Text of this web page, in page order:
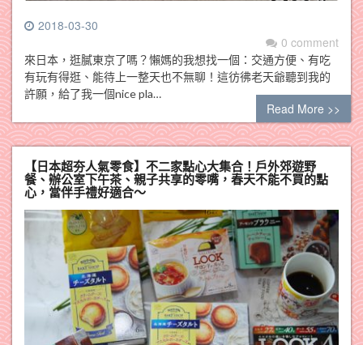
2018-03-30
0 comment
來日本，逛膩東京了嗎？懶媽的我想找一個：交通方便、有吃
有玩有得逛、能待上一整天也不無聊！這彷彿老天爺聽到我的
許願，給了我一個nice pla…
Read More >>
【日本超夯人氣零食】不二家點心大集合！戶外郊遊野
餐、辦公室下午茶、親子共享的零嘴，春天不能不買的點
心，當伴手禮好適合～